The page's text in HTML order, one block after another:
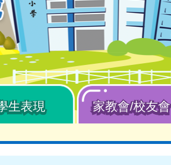
生表現 家教會/校友會